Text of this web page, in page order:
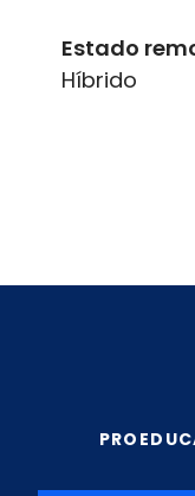
Estado
Híbrido